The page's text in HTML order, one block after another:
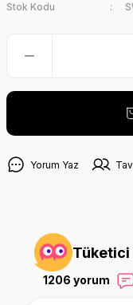
Stok Kodu
Yorum Yaz
Tüketici
1206 yorum